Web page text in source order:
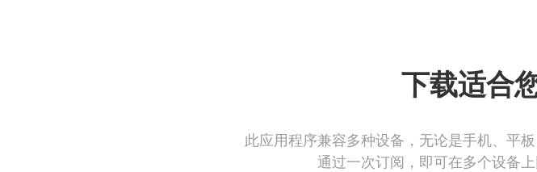
下载适合
此应用程序兼容多种设备，无论是手机、平
通过一次订阅，即可在多个设备